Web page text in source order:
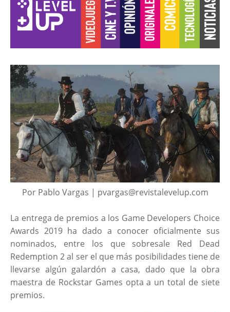
Por Pablo Vargas | pvargas@revistalevelup.com
La entrega de premios a los Game Developers Choice
Awards 2019 ha dado a conocer oficialmente sus
nominados, entre los que sobresale Red Dead
Redemption 2 al ser el que más posibilidades tiene de
llevarse algún galardón a casa, dado que la obra
maestra de Rockstar Games opta a un total de siete
premios.